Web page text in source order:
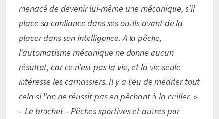
menacé de devenir lui-même une mécanique, s’il
place sa confiance dans ses outils avant de la
placer dans son intelligence. A la pêche,
l’automatisme mécanique ne donne aucun
résultat, car ce n’est pas la vie, et la vie seule
intéresse les carnassiers. Il y a lieu de méditer tout
cela si l’on ne réussit pas en pêchant à la cuiller. »
– Le brochet – Pêches sportives et autres par